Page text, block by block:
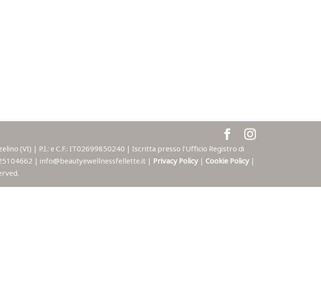
(VI) | P.I.: e C.F.: IT02699850240 | Iscritta presso l'Ufficio Registro di
| info@beautyewellnessfellette.it | Privacy Policy | Cookie Policy |